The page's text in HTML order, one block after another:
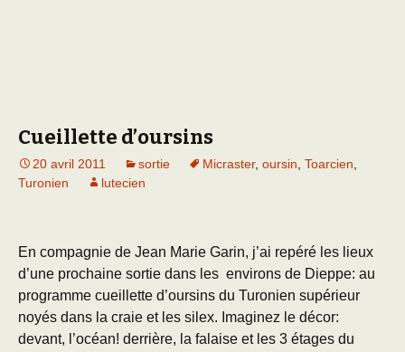
Cueillette d’oursins
20 avril 2011 sortie Micraster, oursin Toarcien
Turonien
lutecien
En compagnie de Jean Marie Garin, j’ai repéré les lieux
d’une prochaine sortie dans les environs de Dieppe: au
programme cueillette d’oursins du Turonien supérieur
noyés dans la craie et les silex. Imaginez le décor:
devant, l’océan! derrière, la falaise et les 3 étages du